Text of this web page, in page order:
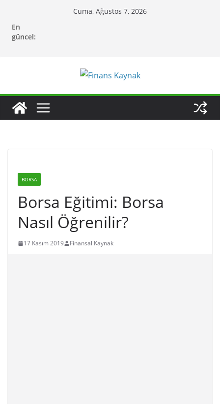
content
Cuma, Ağustos 7, 2026
En
güncel:
BORSA
Borsa Eğitimi: Borsa
Nasıl Öğrenilir?
17 Kasım 2019 Finansal Kaynak